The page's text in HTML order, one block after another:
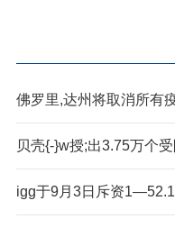
佛罗里,达州将取消所有
贝壳{-}w授;出3.75万个
igg于9月3日斥资